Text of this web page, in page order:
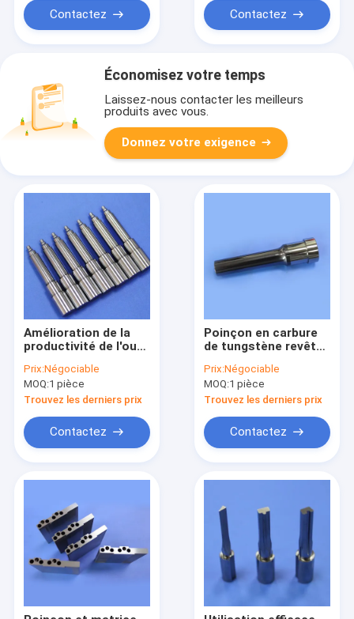
industrielles
Contactez
métauxContactez
Économisez votre temps
Laissez-nous contacter les meilleurs
produits avec vous.
Donnez votre exigence
Amélioration de la
productivité de l'outil
l'ingénierie de la
tondeuse à carbure
de tungstène
Prix:Négociable
MOQ:1 pièce
Trouvez les derniers prix
Contactez
Poinçon en carbure
de tungstène revêtu
standard avec une
haute résistance à
l'usure et une
tolérance
personnalisée
Prix:Négociable
MOQ:1 pièce
Trouvez les derniers prix
Contactez